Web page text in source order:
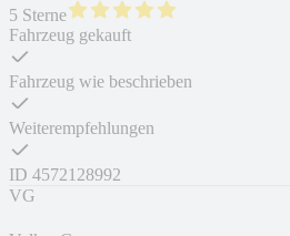
5 Sterne
Fahrzeug gekauft
Fahrzeug wie beschrieben
Weiterempfehlungen
ID 4572128992
VG